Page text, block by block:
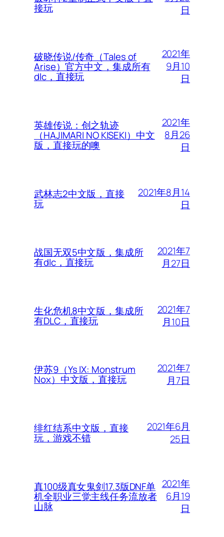
接玩
日
破晓传说/传奇（Tales of
Arise）官方中文，集成所有
dlc，直接玩
2021年
9月10
日
英雄传说：创之轨迹
（HAJIMARI NO KISEKI）中文
版，直接玩的噢
2021年
8月26
日
武林志2中文版，直接
玩
2021年8月14
日
战国无双5中文版，集成所
有dlc，直接玩
2021年7
月27日
生化危机8中文版，集成所
有DLC，直接玩
2021年7
月10日
伊苏9（Ys IX: Monstrum
Nox）中文版，直接玩
2021年7
月7日
绯红结系中文版，直接
玩，游戏不错
2021年6月
25日
真100级真女鬼剑17.3版DNF单
机全职业三觉主线任务流放者
山脉
2021年
6月19
日